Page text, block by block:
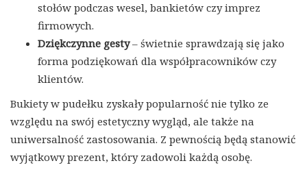
stołów podczas wesel, bankietów czy imprez
firmowych.
Dziękczynne gesty– świetnie sprawdzają się jako
forma podziękowań dla współpracowników czy
klientów.
Bukiety w pudełku zyskały popularność nie tylko ze
względu na swój estetyczny wygląd, ale także na
uniwersalność zastosowania. Z pewnością będą stanowić
wyjątkowy prezent, który zadowoli każdą osobę.